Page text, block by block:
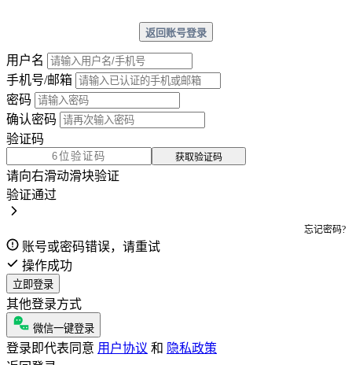
返回账号登录
用户名
手机号/邮箱
密码
确认密码
验证码
获取验证码
请向右滑动滑块验证
验证通过
忘记密码?
账号或密码错误，请重试
操作成功
立即登录
其他登录方式
微信一键登录
登录即代表同意 用户协议 和 隐私政策